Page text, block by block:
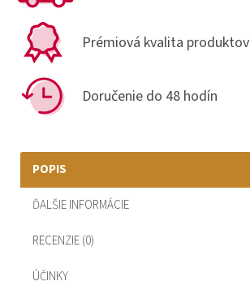
Prémiová kvalita produktov
Doručenie do 48 hodín
POPIS
ĎALŠIE INFORMÁCIE
RECENZIE (0)
ÚČINKY